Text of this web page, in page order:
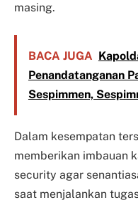
masing.
BACA JUGA
Penandatanganan
Sespimmen,
Dalam kesempatan
memberikan imbauan
security agar
saat menjalankan